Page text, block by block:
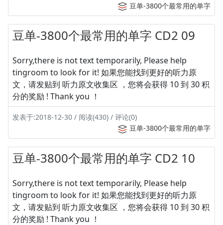
豆单-3800个最常用的单字
豆单-3800个最常用的单字 CD2 09
Sorry,there is not text temporarily, Please help
tingroom to look for it! 如果您能找到更好的听力原
文，请发贴到 听力原文收集区 ，您将会获得 10 到 30 积
分的奖励 ! Thank you ！
发表于:2018-12-30 / 阅读(430) / 评论(0)
豆单-3800个最常用的单字
豆单-3800个最常用的单字 CD2 10
Sorry,there is not text temporarily, Please help
tingroom to look for it! 如果您能找到更好的听力原
文，请发贴到 听力原文收集区 ，您将会获得 10 到 30 积
分的奖励 ! Thank you ！